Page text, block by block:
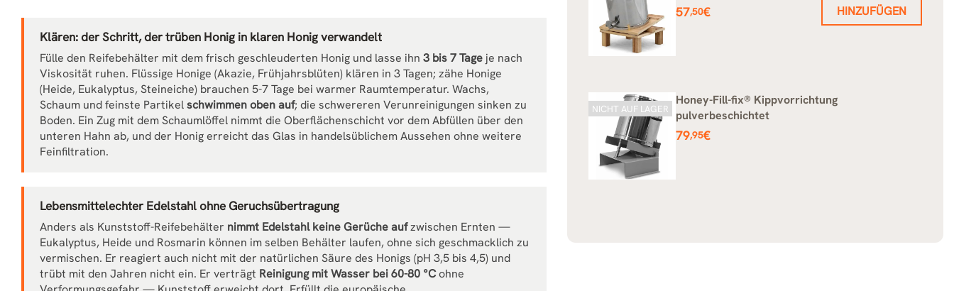
Klären: der Schritt, der trüben Honig in klaren Honig verwandelt
Fülle den Reifebehälter mit dem frisch geschleuderten Honig und lasse ihn 3 bis 7 Tage je nach
Viskosität ruhen. Flüssige Honige (Akazie, Frühjahrsblüten) klären in 3 Tagen; zähe Honige
(Heide, Eukalyptus, Steineiche) brauchen 5-7 Tage bei warmer Raumtemperatur. Wachs,
Schaum und feinste Partikelschwimmen oben auf; die schwereren Verunreinigungen sinken zu
Boden. Ein Zug mit dem Schaumlöffel nimmt die Oberflächenschicht vor dem Abfüllen über den
unteren Hahn ab, und der Honig erreicht das Glas in handelsüblichem Aussehen ohne weitere
Feinfiltration.
Lebensmittelechter Edelstahl ohne Geruchsübertragung
Anders als Kunststoff-Reifebehälter nimmt Edelstahl keine Gerüche aufzwischen Ernten —
Eukalyptus, Heide und Rosmarin können im selben Behälter laufen, ohne sich geschmacklich zu
vermischen. Er reagiert auch nicht mit der natürlichen Säure des Honigs (pH 3,5 bis 4,5) und
trübt mit den Jahren nicht ein. Er verträgt Reinigung mit Wasser bei 60-80 °Cohne
Preis
57,50€ HINZUFÜGEN
Honey-Fill-fix® Kippvorrichtung
pulverbeschichtet
Preis
79,95€
NICHT AUF LAGER